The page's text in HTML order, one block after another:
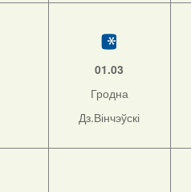
01.03
Гродна
Дз.Вінчэўскі